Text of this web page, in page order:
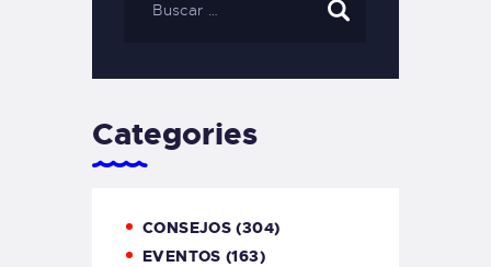
Categories
CONSEJOS (304)
EVENTOS (163)